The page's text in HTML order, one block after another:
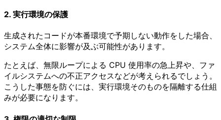
2. 実行環境の保護
生成されたコードが本番環境で予期しない動作をした場合、
システム全体に影響が及ぶ可能性があります。
たとえば、無限ループによる CPU 使用率の急上昇や、ファ
イルシステムへの不正アクセスなどが考えられるでしょう。
こうした事態を防ぐには、実行環境そのものを隔離する仕組
みが必要になります。